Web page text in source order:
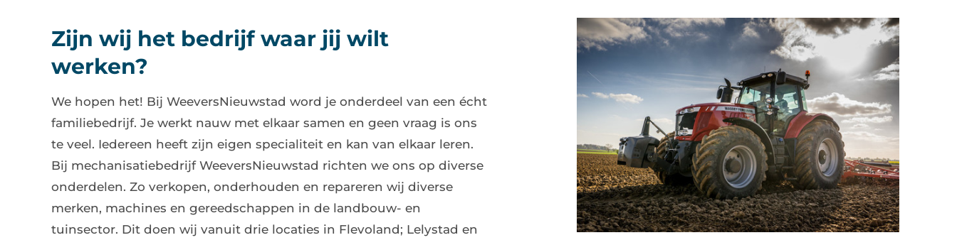
Zijn wij het bedrijf waar jij wilt
werken?
We hopen het! Bij WeeversNieuwstad word je onderdeel van een écht
familiebedrijf. Je werkt nauw met elkaar samen en geen vraag is ons
te veel. Iedereen heeft zijn eigen specialiteit en kan van elkaar leren.
Bij mechanisatiebedrijf WeeversNieuwstad richten we ons op diverse
onderdelen. Zo verkopen, onderhouden en repareren wij diverse
merken, machines en gereedschappen in de landbouw- en
tuinsector. Dit doen wij vanuit drie locaties in Flevoland; Lelystad en